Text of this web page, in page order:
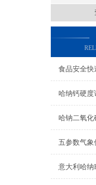
食品安全快